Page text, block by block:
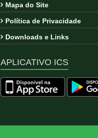
Mapa do Site
Política de Privacidade
Downloads e Links
APLICATIVO ICS